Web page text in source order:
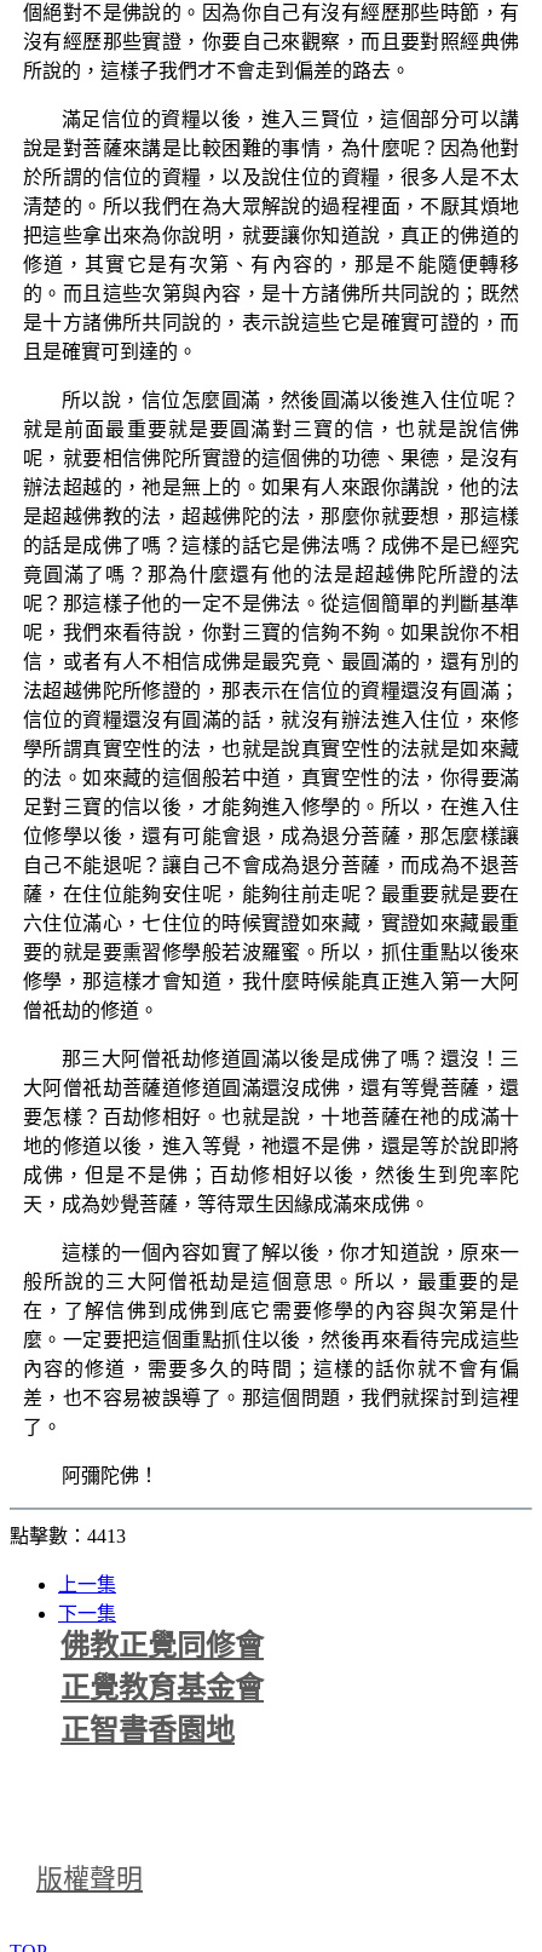
個絕對不是佛說的。因為你自己有沒有經歷那些時節，有
沒有經歷那些實證，你要自己來觀察，而且要對照經典佛
所說的，這樣子我們才不會走到偏差的路去。
滿足信位的資糧以後，進入三賢位，這個部分可以講
說是對菩薩來講是比較困難的事情，為什麼呢？因為他對
於所謂的信位的資糧，以及說住位的資糧，很多人是不太
清楚的。所以我們在為大眾解說的過程裡面，不厭其煩地
把這些拿出來為你說明，就要讓你知道說，真正的佛道的
修道，其實它是有次第、有內容的，那是不能隨便轉移
的。而且這些次第與內容，是十方諸佛所共同說的；既然
是十方諸佛所共同說的，表示說這些它是確實可證的，而
且是確實可到達的。
所以說，信位怎麼圓滿，然後圓滿以後進入住位呢？
就是前面最重要就是要圓滿對三寶的信，也就是說信佛
呢，就要相信佛陀所實證的這個佛的功德、果德，是沒有
辦法超越的，祂是無上的。如果有人來跟你講說，他的法
是超越佛教的法，超越佛陀的法，那麼你就要想，那這樣
的話是成佛了嗎？這樣的話它是佛法嗎？成佛不是已經究
竟圓滿了嗎？那為什麼還有他的法是超越佛陀所證的法
呢？那這樣子他的一定不是佛法。從這個簡單的判斷基準
呢，我們來看待說，你對三寶的信夠不夠。如果說你不相
信，或者有人不相信成佛是最究竟、最圓滿的，還有別的
法超越佛陀所修證的，那表示在信位的資糧還沒有圓滿；
信位的資糧還沒有圓滿的話，就沒有辦法進入住位，來修
學所謂真實空性的法，也就是說真實空性的法就是如來藏
的法。如來藏的這個般若中道，真實空性的法，你得要滿
足對三寶的信以後，才能夠進入修學的。所以，在進入住
位修學以後，還有可能會退，成為退分菩薩，那怎麼樣讓
自己不能退呢？讓自己不會成為退分菩薩，而成為不退菩
薩，在住位能夠安住呢，能夠往前走呢？最重要就是要在
六住位滿心，七住位的時候實證如來藏，實證如來藏最重
要的就是要熏習修學般若波羅蜜。所以，抓住重點以後來
修學，那這樣才會知道，我什麼時候能真正進入第一大阿
僧祇劫的修道。
那三大阿僧祇劫修道圓滿以後是成佛了嗎？還沒！三
大阿僧祇劫菩薩道修道圓滿還沒成佛，還有等覺菩薩，還
要怎樣？百劫修相好。也就是說，十地菩薩在祂的成滿十
地的修道以後，進入等覺，祂還不是佛，還是等於說即將
成佛，但是不是佛；百劫修相好以後，然後生到兜率陀
天，成為妙覺菩薩，等待眾生因緣成滿來成佛。
這樣的一個內容如實了解以後，你才知道說，原來一
般所說的三大阿僧祇劫是這個意思。所以，最重要的是
在，了解信佛到成佛到底它需要修學的內容與次第是什
麼。一定要把這個重點抓住以後，然後再來看待完成這些
內容的修道，需要多久的時間；這樣的話你就不會有偏
差，也不容易被誤導了。那這個問題，我們就探討到這裡
了。
阿彌陀佛！
點擊數：4413
上一集
下一集
佛教正覺同修會
正覺教育基金會
正智書香園地
版權聲明